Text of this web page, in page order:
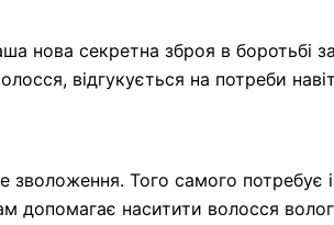
нова секретна зброя в боротьбі
відгукується на потреби
Того самого потребує
допомагає наситити волосся